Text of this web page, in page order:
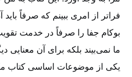
فراتر از امری ببینم که صرفاً
بوکام جفا را صرفاً در خدمت
ما نمی‌‌بیند بلکه برای آن معنایی
یکی از موضوعات اساسی کتاب